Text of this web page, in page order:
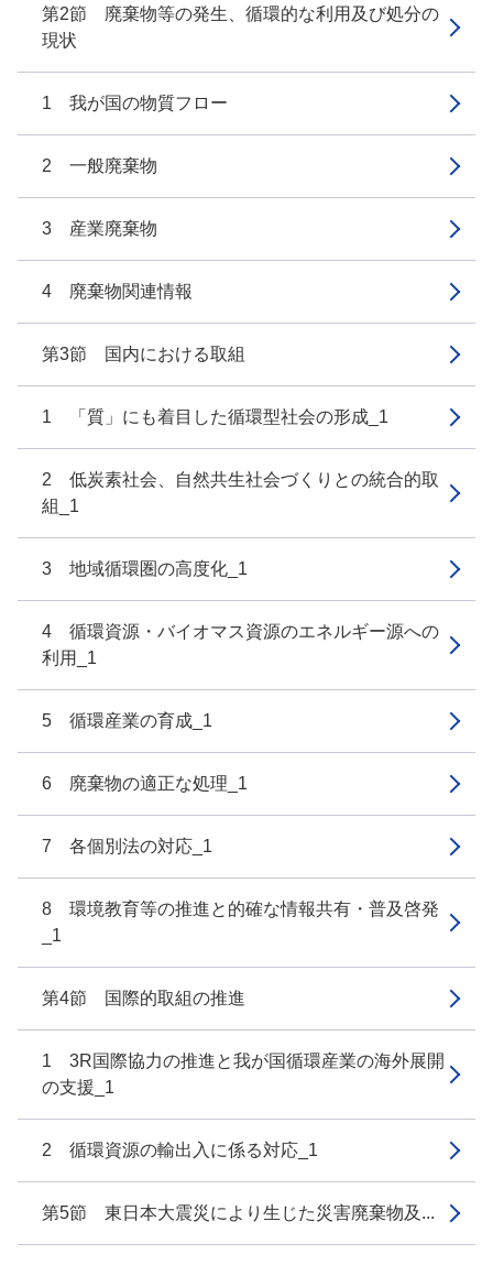
第2節 廃棄物等の発生、循環的な利用及び処分の
現状
1 我が国の物質フロー
2 一般廃棄物
3 産業廃棄物
4 廃棄物関連情報
第3節 国内における取組
1 「質」にも着目した循環型社会の形成_1
2 低炭素社会、自然共生社会づくりとの統合的取
組_1
3 地域循環圏の高度化_1
4 循環資源・バイオマス資源のエネルギー源への
利用_1
5 循環産業の育成_1
6 廃棄物の適正な処理_1
7 各個別法の対応_1
8 環境教育等の推進と的確な情報共有・普及啓発
_1
第4節 国際的取組の推進
1 3R国際協力の推進と我が国循環産業の海外展開
の支援_1
2 循環資源の輸出入に係る対応_1
第5節 東日本大震災により生じた災害廃棄物及...